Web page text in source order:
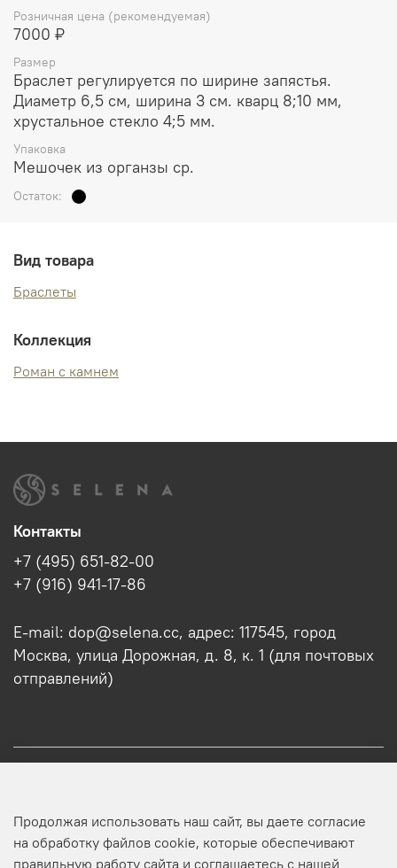
Розничная цена (рекомендуемая)
7000 ₽
Размер
Браслет регулируется по ширине запястья.
Диаметр 6,5 см, ширина 3 см. кварц 8;10 мм,
хрустальное стекло 4;5 мм.
Упаковка
Мешочек из органзы ср.
Остаток:
Вид товара
Браслеты
Коллекция
Роман с камнем
Оптовикам
Контакты
+7 (495) 651-82-00
+7 (916) 941-17-86
E-mail: dop@selena.cc, адрес: 117545, город
Москва, улица Дорожная, д. 8, к. 1 (для почтовых
отправлений)
Продолжая использовать наш сайт, вы даете согласие
на обработку файлов cookie, которые обеспечивают
правильную работу сайта и соглашаетесь с нашей